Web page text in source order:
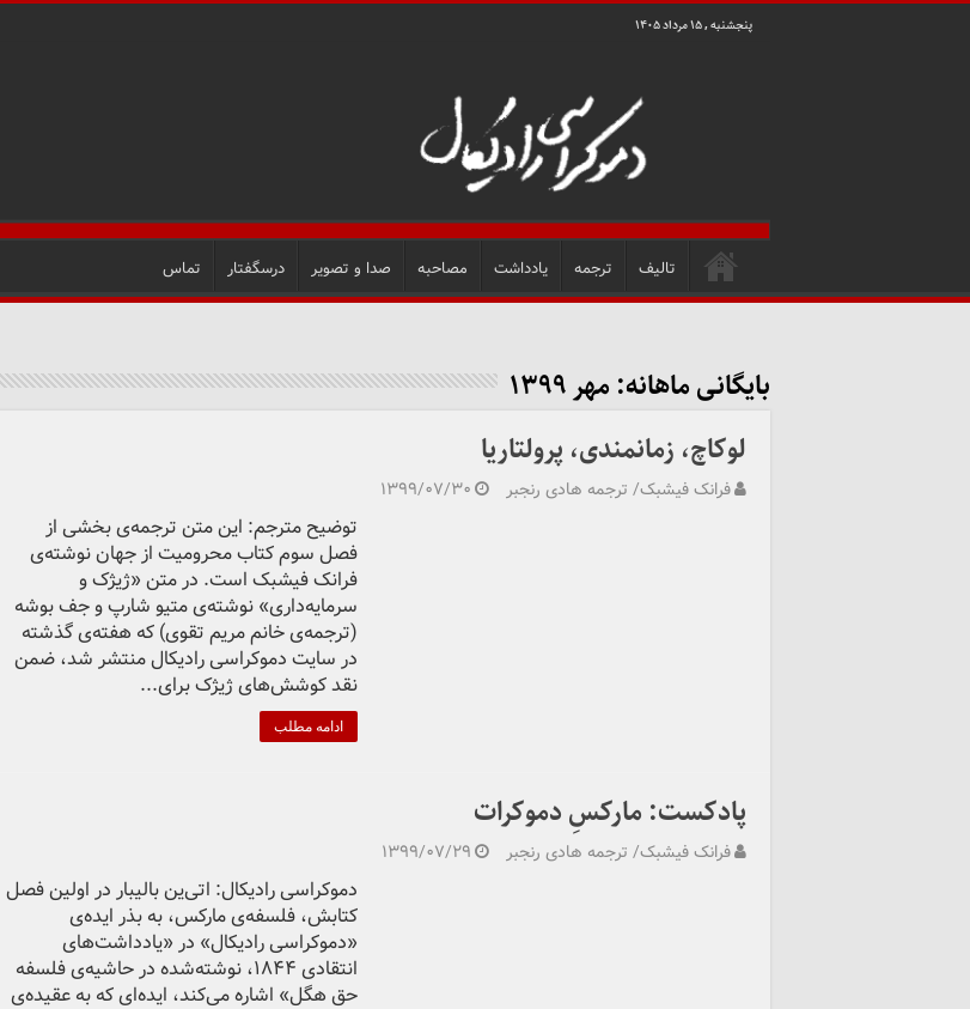
پنجشنبه , ۱۵ مرداد ۱۴۰۵
تالیف ترجمه یادداشت مصاحبه صدا و تصویر درسگفتار تماس
بایگانی ماهانه: مهر ۱۳۹۹
لوکاچ، زمانمندی، پرولتاریا
فرانک فیشبک/ ترجمه هادی رنجبر ۱۳۹۹/۰۷/۳۰
توضیح مترجم: این متن ترجمه‌ی بخشی از
فصل سوم کتاب محرومیت از جهان نوشته‌ی
فرانک فیشبک است. در متن «ژیژک و
سرمایه‌داری» نوشته‌ی متیو شارپ و جف بوشه
(ترجمه‌ی خانم مریم تقوی) که هفته‌ی گذشته
در سایت دموکراسی رادیکال منتشر شد، ضمن
نقد کوشش‌های ژیژک برای...
ادامه مطلب
پادکست: مارکسِ دموکرات
فرانک فیشبک/ ترجمه هادی رنجبر ۱۳۹۹/۰۷/۲۹
دموکراسی رادیکال: اتی‌ین بالیبار در اولین فصل
کتابش، فلسفه‌ی مارکس، به بذر ایده‌ی
«دموکراسی رادیکال» در «یادداشت‌های
انتقادی ۱۸۴۴، نوشته‌شده در حاشیه‌ی فلسفه
حق هگل» اشاره می‌کند، ایده‌ای که به عقیده‌ی